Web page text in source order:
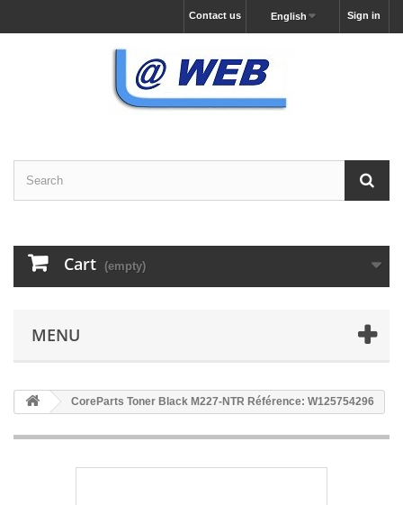
Sign in
English
Contact us
Cart (empty)
MENU
CoreParts Toner Black M227-NTR Référence: W125754296